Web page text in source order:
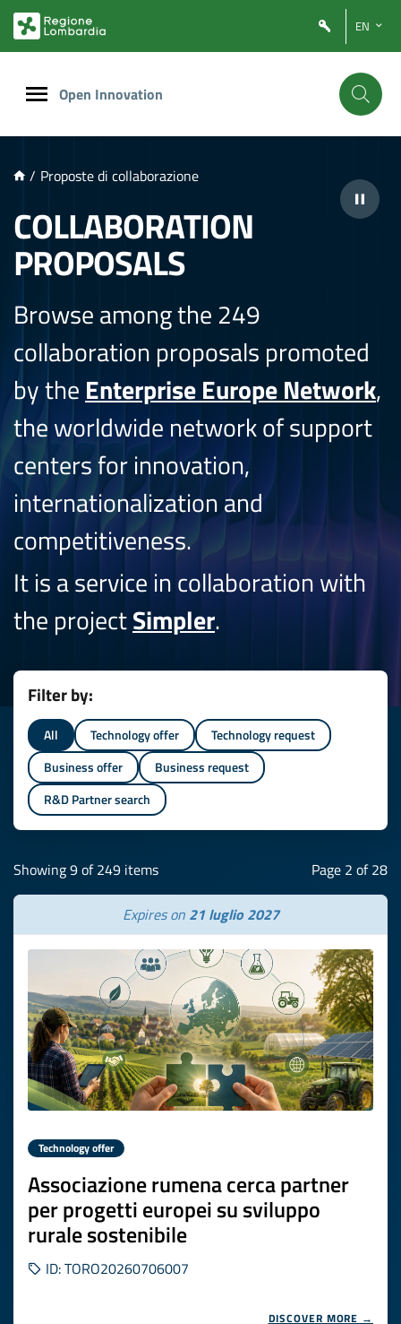
PRINCIPALE
EN
Open Innovation
/ Proposte di collaborazione
COLLABORATION
PROPOSALS
Browse among the 249
collaboration proposals promoted
by the Enterprise Europe Network,
the worldwide network of support
centers for innovation,
internationalization and
competitiveness.
It is a service in collaboration with
the projectSimpler.
Filter by:
All Technology offer
Technology request
Business offer
Business request
R&D Partner search
Showing 9 of 249 items Page 2 of 28
Expires on 21 luglio 2027
Technology offer
Associazione rumena cerca partner
per progetti europei su sviluppo
rurale sostenibile
ID: TORO20260706007
DISCOVER MORE →